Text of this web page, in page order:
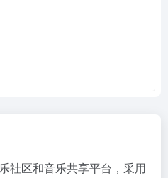
社区和音乐共享平台，采用